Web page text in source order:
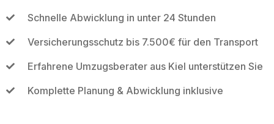
Schnelle Abwicklung in unter 24 Stunden
Versicherungsschutz bis 7.500€ für den Transport
Erfahrene Umzugsberater aus Kiel unterstützen Sie
Komplette Planung & Abwicklung inklusive